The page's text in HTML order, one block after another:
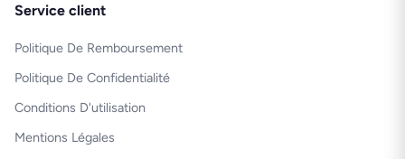
Service client
Politique De Remboursement
Politique De Confidentialité
Conditions D'utilisation
Mentions Légales